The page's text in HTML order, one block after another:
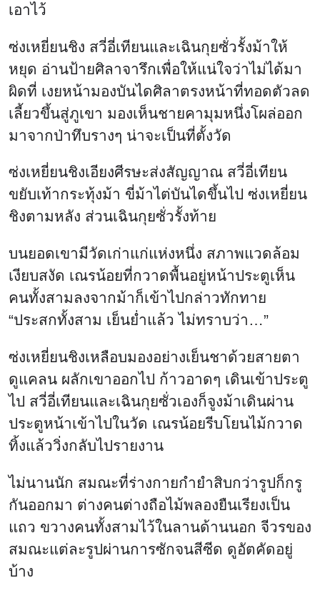
เอาไว้
ซ่งเหยี่ยนชิง สวี่อี่เทียนและเฉินกุยซั่วรั้งม้าให้
หยุด อ่านป้ายศิลาจารึกเพื่อให้แน่ใจว่าไม่ได้มา
ผิดที่ เงยหน้ามองบันไดศิลาตรงหน้าที่ทอดตัวลด
เลี้ยวขึ้นสู่ภูเขา มองเห็นชายคามุมหนึ่งโผล่ออก
มาจากป่าทึบรางๆ น่าจะเป็นที่ตั้งวัด
ซ่งเหยี่ยนชิงเอียงศีรษะส่งสัญญาณ สวี่อี่เทียน
ขยับเท้ากระทุ้งม้า ขี่ม้าไต่บันไดขึ้นไป ซ่งเหยี่ยน
ชิงตามหลัง ส่วนเฉินกุยซั่วรั้งท้าย
บนยอดเขามีวัดเก่าแก่แห่งหนึ่ง สภาพแวดล้อม
เงียบสงัด เณรน้อยที่กวาดพื้นอยู่หน้าประตูเห็น
คนทั้งสามลงจากม้าก็เข้าไปกล่าวทักทาย
“ประสกทั้งสาม เย็นย่ำแล้ว ไม่ทราบว่า…”
ซ่งเหยี่ยนชิงเหลือบมองอย่างเย็นชาด้วยสายตา
ดูแคลน ผลักเขาออกไป ก้าวอาดๆ เดินเข้าประตู
ไป สวี่อี่เทียนและเฉินกุยซั่วเองก็จูงม้าเดินผ่าน
ประตูหน้าเข้าไปในวัด เณรน้อยรีบโยนไม้กวาด
ทิ้งแล้ววิ่งกลับไปรายงาน
ไม่นานนัก สมณะที่ร่างกายกำยำสิบกว่ารูปก็กรู
กันออกมา ต่างคนต่างถือไม้พลองยืนเรียงเป็น
แถว ขวางคนทั้งสามไว้ในลานด้านนอก จีวรของ
สมณะแต่ละรูปผ่านการซักจนสีซีด ดูอัตคัดอยู่
บ้าง